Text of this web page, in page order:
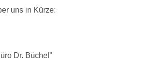
uns in Kürze:
Dr. Büchel"